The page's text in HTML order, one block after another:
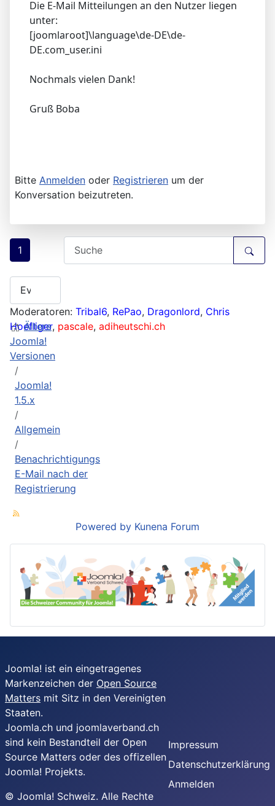
Die E-Mail Mitteilungen an den Nutzer liegen
unter:
[joomlaroot]\language\de-DE\de-
DE.com_user.ini
Nochmals vielen Dank!
Gruß Boba
Bitte Anmelden oder Registrieren um der
Konversation beizutreten.
1
Moderatoren: Tribal6, RePao, Dragonlord, Chris
Hoefliger, pascale, adiheutschi.ch
Ältere
Joomla!
Versionen
Joomla!
1.5.x
Allgemein
Benachrichtigungs
E-Mail nach der
Registrierung
Powered by Kunena Forum
Joomla! ist ein eingetragenes
Markenzeichen der Open Source
Matters mit Sitz in den Vereinigten
Staaten.
Joomla.ch und joomlaverband.ch
sind kein Bestandteil der Open
Source Matters oder des offizellen
Joomla! Projekts.
© Joomla! Schweiz. Alle Rechte
Impressum
Datenschutzerklärung
Anmelden